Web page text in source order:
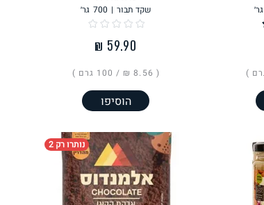
אסייתי אפייה טבעונית
גר׳
)
700 גר׳ | שקד תבור
( ‏8.56 ₪ / 100 גרם )
הוסיפו
נותרו רק 2